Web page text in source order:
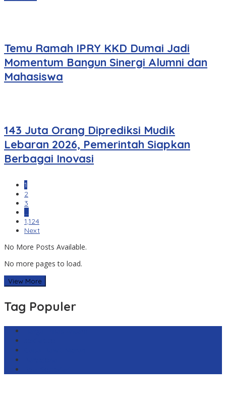
Temu Ramah IPRY KKD Dumai Jadi
Momentum Bangun Sinergi Alumni dan
Mahasiswa
143 Juta Orang Diprediksi Mudik
Lebaran 2026, Pemerintah Siapkan
Berbagai Inovasi
1
2
3
…
1,124
Next
No More Posts Available.
No more pages to load.
View More
Tag Populer